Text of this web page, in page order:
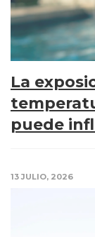
La
puede
13 JULIO, 2026